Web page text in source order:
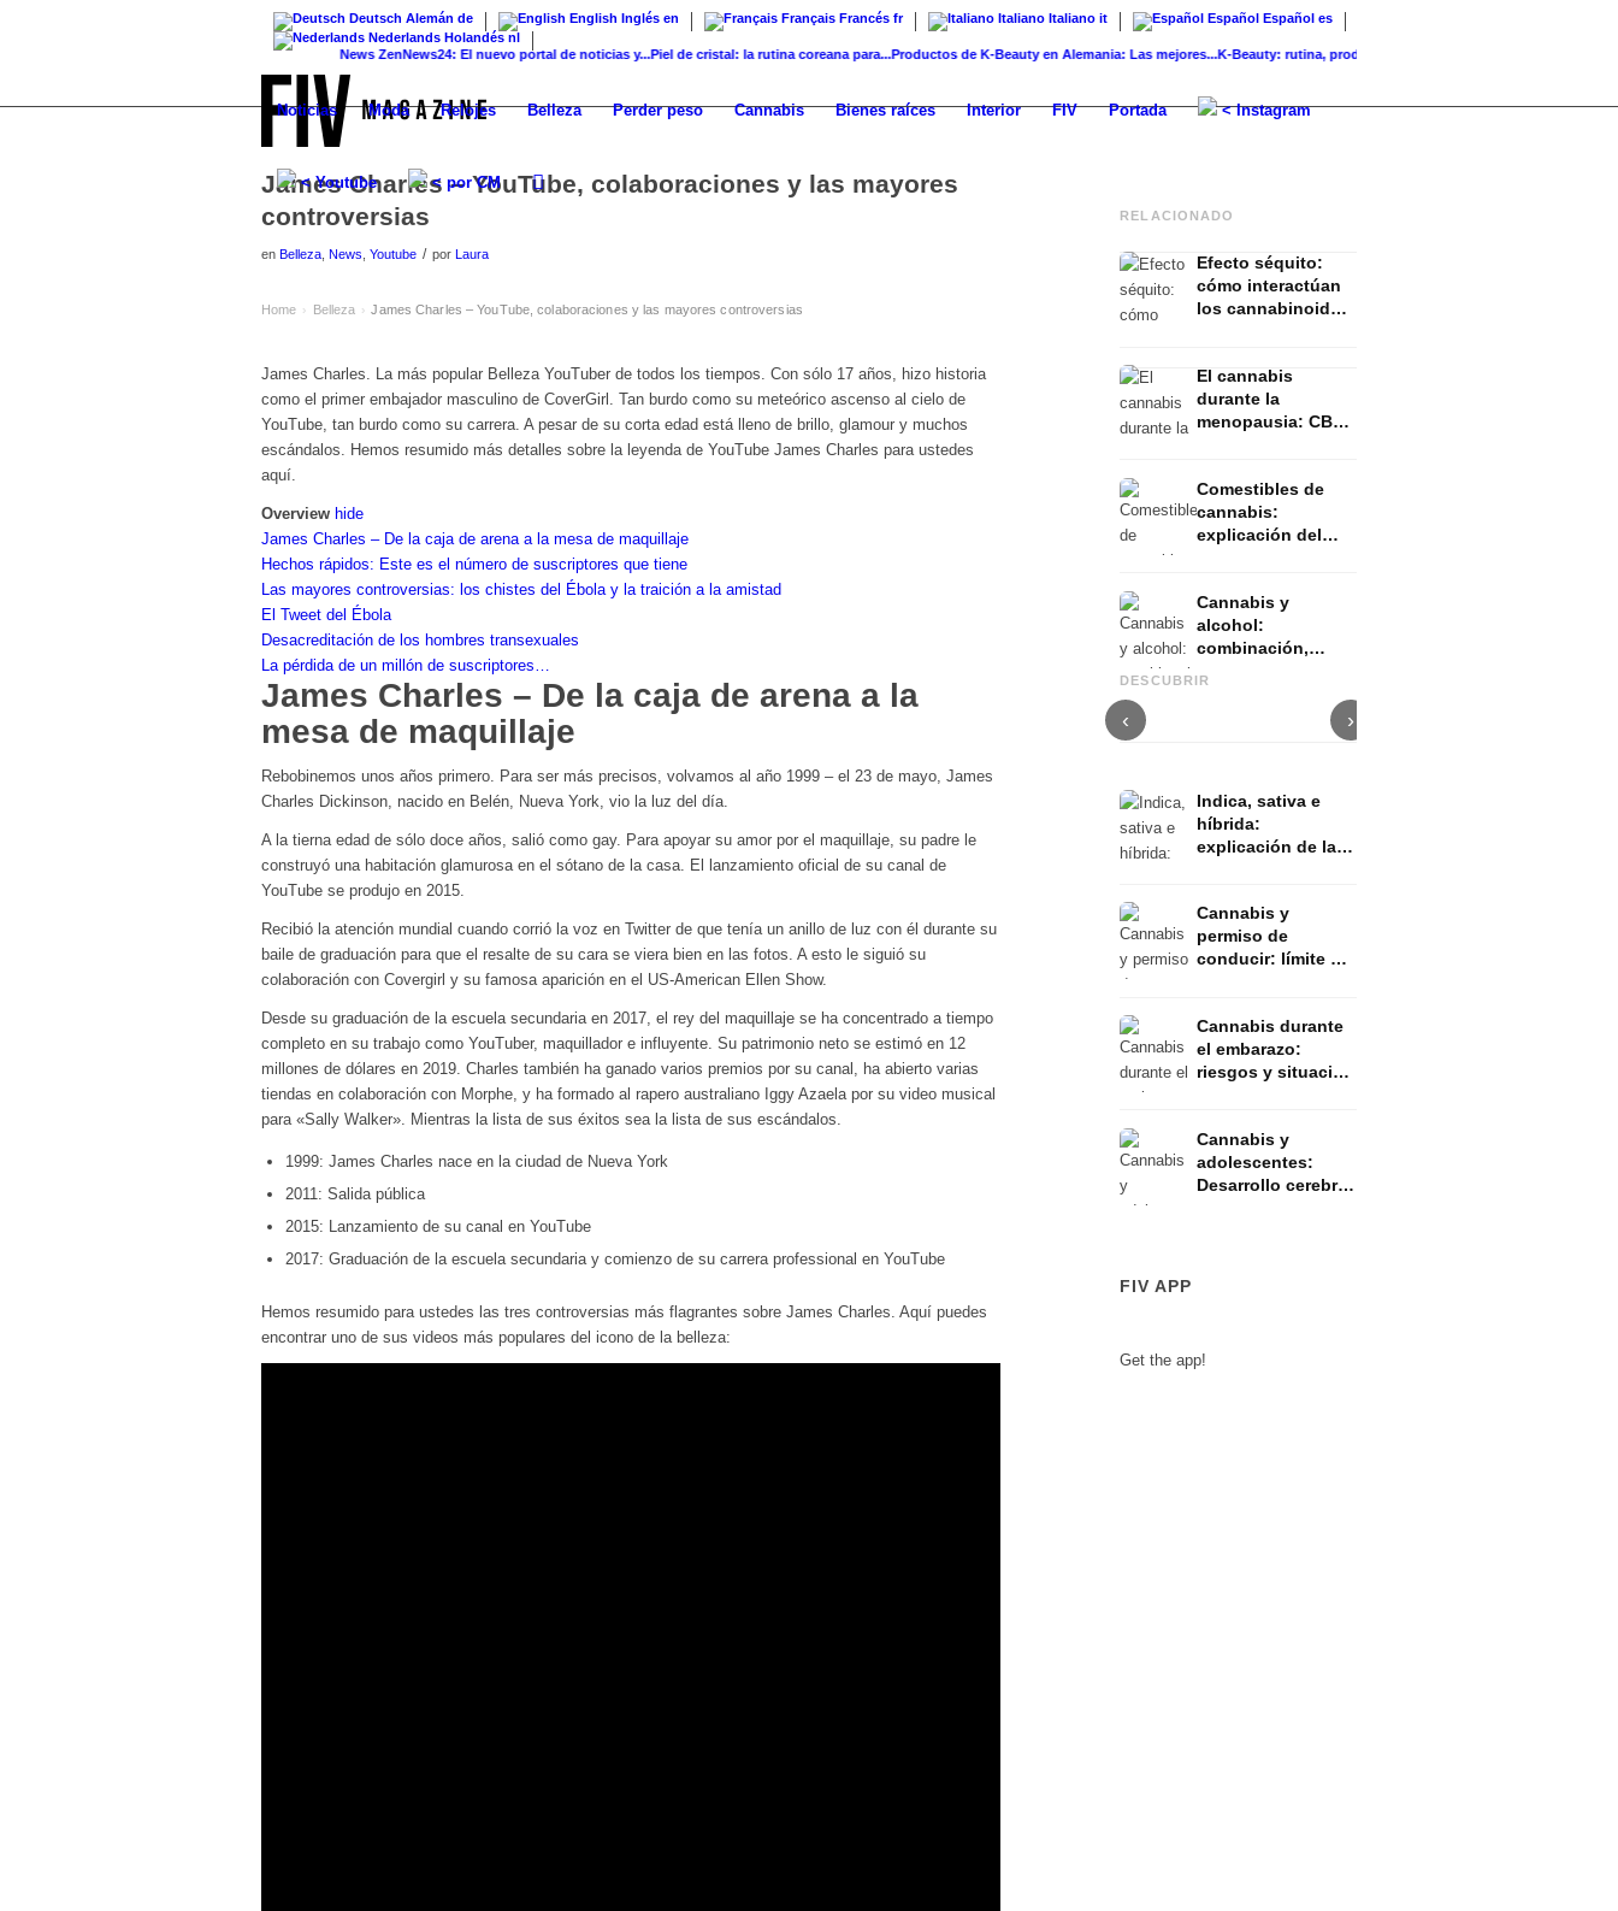
Deutsch Alemán de English Inglés en Français Francés fr Italiano Italiano it Español Español es
Nederlands Holandés nl
ZenNews24: El nuevo portal de noticias y...Piel de cristal: la rutina coreana para...Productos de K-Beauty en Alemania: Las mejores...K-Beauty: rutina, productos y marcas coreanas para...
Noticias Moda Relojes Belleza Perder peso Cannabis Bienes raíces Interior FIV Portada < Instagram
< Youtube < por CM
James Charles – YouTube, colaboraciones y las mayores
controversias
en Belleza News Youtube / por Laura
Home › Belleza › James Charles – YouTube, colaboraciones y las mayores controversias
James Charles. La más popular Belleza YouTuber de todos los tiempos. Con sólo 17 años, hizo historia
como el primer embajador masculino de CoverGirl. Tan burdo como su meteórico ascenso al cielo de
YouTube, tan burdo como su carrera. A pesar de su corta edad está lleno de brillo, glamour y muchos
escándalos. Hemos resumido más detalles sobre la leyenda de YouTube James Charles para ustedes
aquí.
Overview hide
James Charles – De la caja de arena a la mesa de maquillaje
Hechos rápidos: Este es el número de suscriptores que tiene
Las mayores controversias: los chistes del Ébola y la traición a la amistad
El Tweet del Ébola
Desacreditación de los hombres transexuales
La pérdida de un millón de suscriptores…
James Charles – De la caja de arena a la
mesa de maquillaje
Rebobinemos unos años primero. Para ser más precisos, volvamos al año 1999 – el 23 de mayo, James
Charles Dickinson, nacido en Belén, Nueva York, vio la luz del día.
A la tierna edad de sólo doce años, salió como gay. Para apoyar su amor por el maquillaje, su padre le
construyó una habitación glamurosa en el sótano de la casa. El lanzamiento oficial de su canal de
YouTube se produjo en 2015.
Recibió la atención mundial cuando corrió la voz en Twitter de que tenía un anillo de luz con él durante su
baile de graduación para que el resalte de su cara se viera bien en las fotos. A esto le siguió su
colaboración con Covergirl y su famosa aparición en el US-American Ellen Show.
Desde su graduación de la escuela secundaria en 2017, el rey del maquillaje se ha concentrado a tiempo
completo en su trabajo como YouTuber, maquillador e influyente. Su patrimonio neto se estimó en 12
millones de dólares en 2019. Charles también ha ganado varios premios por su canal, ha abierto varias
tiendas en colaboración con Morphe, y ha formado al rapero australiano Iggy Azaela por su video musical
para «Sally Walker». Mientras la lista de sus éxitos sea la lista de sus escándalos.
1999: James Charles nace en la ciudad de Nueva York
2011: Salida pública
2015: Lanzamiento de su canal en YouTube
2017: Graduación de la escuela secundaria y comienzo de su carrera professional en YouTube
Hemos resumido para ustedes las tres controversias más flagrantes sobre James Charles. Aquí puedes
encontrar uno de sus videos más populares del icono de la belleza:
RELACIONADO
Efecto séquito:
cómo interactúan
los cannabinoides
El cannabis
durante la
menopausia: CBD,
Comestibles de
cannabis:
explicación del
Cannabis y
alcohol:
combinación,
DESCUBRIR
‹
Cannabis para el síndrome
del intestino irritable: SII, CBD
›
Indica, sativa e
híbrida:
explicación de las
Cannabis y
permiso de
conducir: límite de
Cannabis durante
el embarazo:
riesgos y situación
Cannabis y
adolescentes:
Desarrollo cerebral
FIV APP
Get the app!